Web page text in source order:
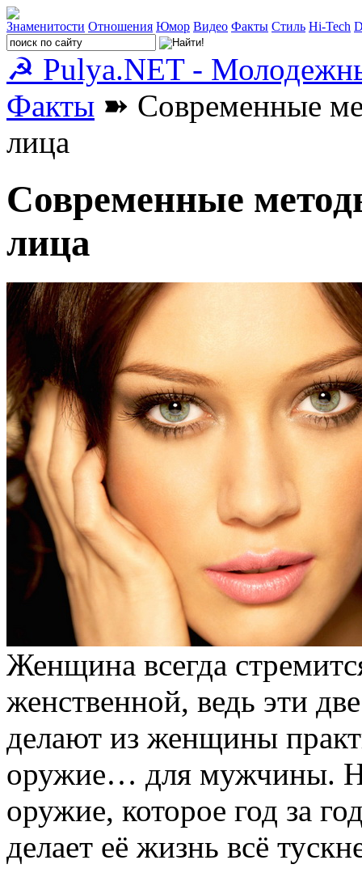
Знаменитости Отношения Юмор Видео Факты Стиль Hi-Tech
☭ Pulya.NET -
Факты ➽ Современные
лица
Современные
лица
Женщина всегда
женственной, ведь эти
делают из женщины
оружие… для мужчины.
оружие, которое год за
делает её жизнь всё